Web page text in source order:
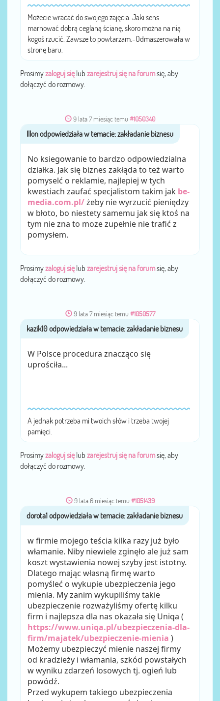
Możecie wracać do swojego zajęcia. Jaki sens
marnować dobrą ceglaną ścianę, skoro można na nią
kogoś rzucić. Zawsze to powtarzam.-Odmaszerowała w
stronę baru.
Prosimyzaloguj sięlub zarejestruj się na forumsię, aby
dołączyć do rozmowy.
9 lata 7 miesiąc temu #1050340
przezIllon
No ksiegowanie to bardzo odpowiedzialna
działka. Jak się biznes zakłąda to też warto
pomyselć o reklamie, najlepiej w tych
kwestiach zaufać specjalistom takim jak be-
media.com.pl/żeby nie wyrzucić pieniędzy
w błoto, bo niestety samemu jak się ktoś na
tym nie zna to moze zupełnie nie trafić z
pomysłem.
Prosimyzaloguj sięlub zarejestruj się na forumsię, aby
dołączyć do rozmowy.
9 lata 7 miesiąc temu #1050577
przezkazik10
W Polsce procedura znacząco się
uprościła...
A jednak potrzeba mi twoich słów i trzeba twojej
pamięci.
Prosimyzaloguj sięlub zarejestruj się na forumsię, aby
dołączyć do rozmowy.
9 lata 6 miesiąc temu #1051439
przezdorota1
w firmie mojego teścia kilka razy już było
włamanie. Niby niewiele zginęło ale już sam
koszt wystawienia nowej szyby jest istotny.
Dlatego mając własną firmę warto
pomyśleć o wykupie ubezpieczenia jego
mienia. My zanim wykupiliśmy takie
ubezpieczenie rozważyliśmy ofertę kilku
firm i najlepsza dla nas okazała się Uniqa (
https://www.uniqa.pl/ubezpieczenia-dla-
firm/majatek/ubezpieczenie-mienia )
Możemy ubezpieczyć mienie naszej firmy
od kradzieży i włamania, szkód powstałych
w wyniku zdarzeń losowych tj. ogień lub
powódź.
Przed wykupem takiego ubezpieczenia